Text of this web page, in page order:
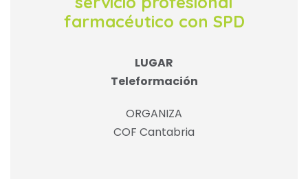
farmacéutico con SPD
LUGAR
Teleformación
ORGANIZA
COF Cantabria